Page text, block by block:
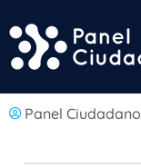
Panel Ciudadano